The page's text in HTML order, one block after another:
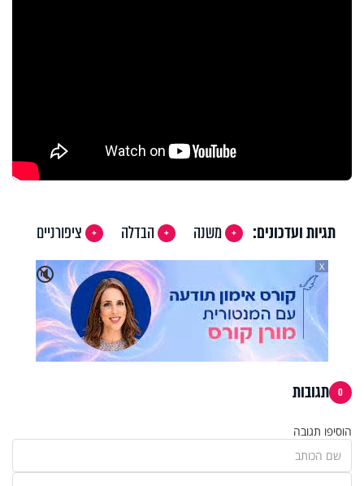
תגיות ועדכונים: משנה הבדלה
ציפורניים
🔇
X
0 תגובות
הוסיפו תגובה